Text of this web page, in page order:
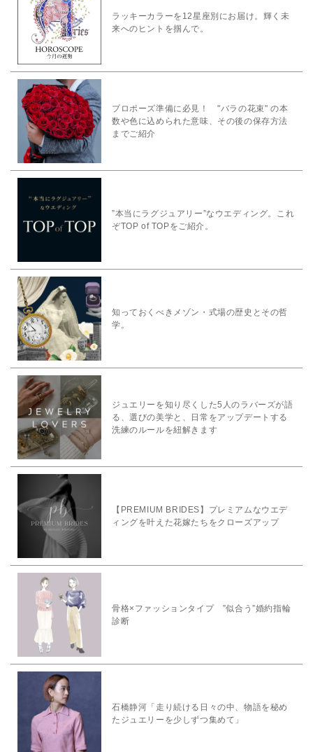
ラッキーカラーを12星座別にお届け。輝く未
来へのヒントを掴んで。
プロポーズ準備に必見！ "バラの花束" の本
数や色に込められた意味、その後の保存方法
までご紹介
”本当にラグジュアリー”なウエディング。これ
ぞTOP of TOPをご紹介。
知っておくべきメゾン・式場の歴史とその哲
学。
ジュエリーを知り尽くした5人のラバーズが語
る、選びの美学と、日常をアップデートする
洗練のルールを紐解きます
【PREMIUM BRIDES】プレミアムなウエデ
ィングを叶えた花嫁たちをクローズアップ
骨格×ファッションタイプ ”似合う”婚約指輪
診断
石橋静河「走り続ける日々の中、物語を秘め
たジュエリーを少しずつ集めて」